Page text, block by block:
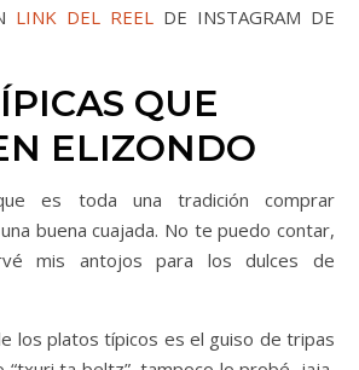
LINK DEL REEL DE INSTAGRAM DE
QUE
ELIZONDO
es toda una tradición comprar
buena cuajada. No te puedo contar,
mis antojos para los dulces de
los platos típicos es el guiso de tripas